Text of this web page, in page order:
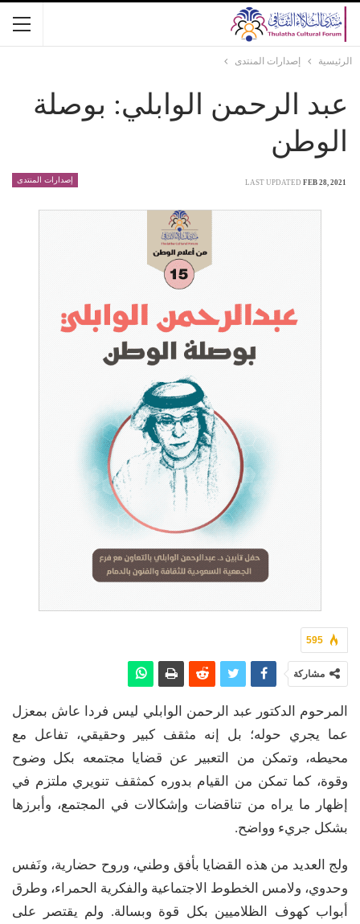
الرئيسية إصدارات المنتدى
عبد الرحمن الوابلي: بوصلة
الوطن
إصدارات المنتدى LAST UPDATED FEB 28, 2021
595
مشاركة
المرحوم الدكتور عبد الرحمن الوابلي ليس فردا عاش بمعزل
عما يجري حوله؛ بل إنه مثقف كبير وحقيقي، تفاعل مع
محيطه، وتمكن من التعبير عن قضايا مجتمعه بكل وضوح
وقوة، كما تمكن من القيام بدوره كمثقف تنويري ملتزم في
إظهار ما يراه من تناقضات وإشكالات في المجتمع، وأبرزها
بشكل جريء وواضح.
ولج العديد من هذه القضايا بأفق وطني، وروح حضارية، ونَفس
وحدوي، ولامس الخطوط الاجتماعية والفكرية الحمراء، وطرق
أبواب كهوف الظلاميين بكل قوة وبسالة. ولم يقتصر على